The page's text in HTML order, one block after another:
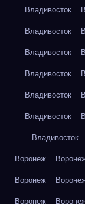
Владивосток
Владивосток
Владивосток
Владивосток
Владивосток
Владивосток
Владивосток
Воронеж
Воронеж
Воронеж